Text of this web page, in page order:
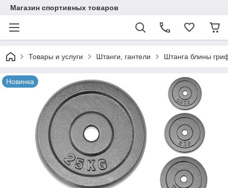
Магазин спортивных товаров
Товары и услуги Штанги, гантели Штанга блины
Новинка